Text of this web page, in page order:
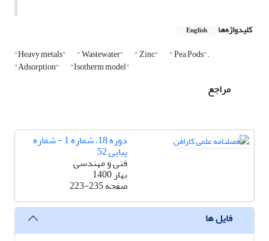
کلیدواژه‌ها English
"Heavy metals" " Wastewater" " Zinc" " Pea Pods".
"Adsorption" "Isotherm model"
مراجع
دوره 18، شماره 1 - شماره
پیاپی 52
فنی و مهندسی
بهار 1400
صفحه223-235
فایل ها